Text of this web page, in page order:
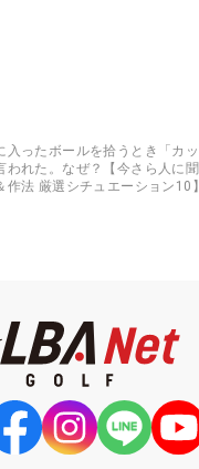
入ったボールを拾うとき「カ
われた。なぜ？【今さら人に
作法 厳選シチュエーション10】